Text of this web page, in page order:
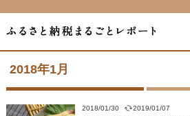
2018年1月
2018/01/30 2019/01/07